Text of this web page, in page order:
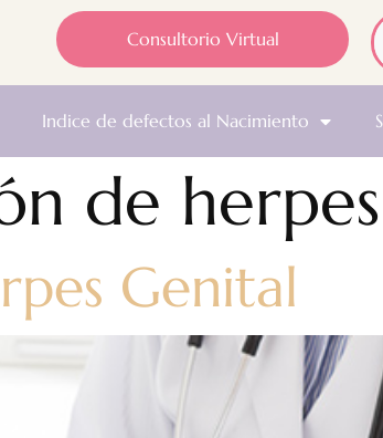
Consultorio Virtual
Indice de defectos al Nacimiento
de
Genital